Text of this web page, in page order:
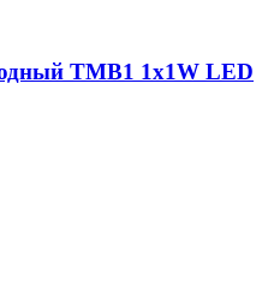
TMB1 1х1W LED